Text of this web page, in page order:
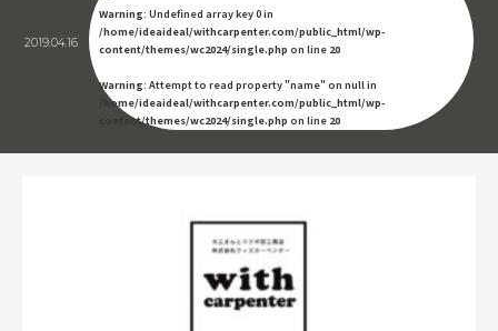
2019.04.16
Warning: Undefined array key 0 in
/home/ideaideal/withcarpenter.com/public_html/wp-
content/themes/wc2024/single.php on line 20
Warning: Attempt to read property "name" on null in
/home/ideaideal/withcarpenter.com/public_html/wp-
content/themes/wc2024/single.php on line 20